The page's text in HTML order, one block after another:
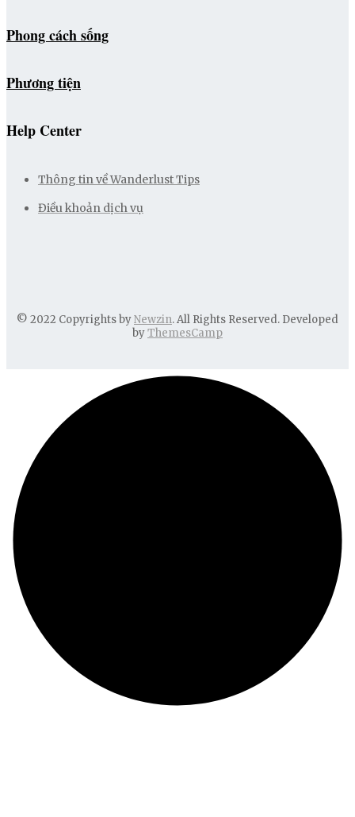
Phong cách sống
Phương tiện
Help Center
Thông tin về Wanderlust Tips
Điều khoản dịch vụ
© 2022 Copyrights byNewzin. All Rights Reserved. Developed
byThemesCamp